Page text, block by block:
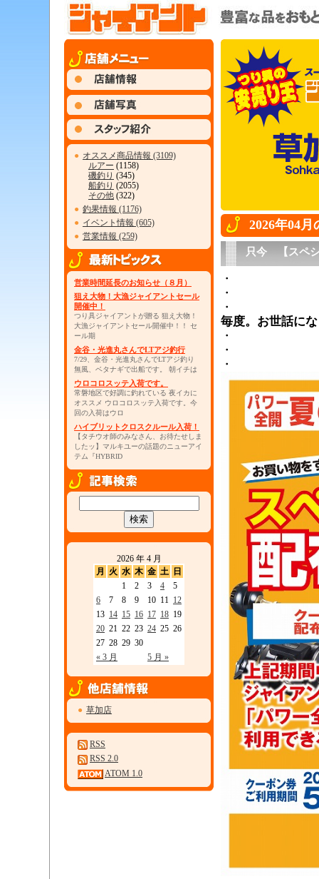
● オススメ商品情報 (3109)
ルアー (1158)
磯釣り (345)
船釣り (2055)
その他 (322)
● 釣果情報 (1176)
● イベント情報 (605)
● 営業情報 (259)
営業時間延長のお知らせ（８月）
狙え大物！大漁ジャイアントセール
開催中！
つり具ジャイアントが贈る 狙え大物！
大漁ジャイアントセール開催中！！ セ
ール期
金谷・光進丸さんでLTアジ釣行
7/29、金谷・光進丸さんでLTアジ釣り
無風、ベタナギで出船です。 朝イチは
ウロコロスッテ入荷です。
常磐地区で好調に釣れている 夜イカに
オススメ ウロコロスッテ入荷です。今
回の入荷はウロ
ハイブリットクロスクルール入荷！
【タチウオ師のみなさん、お待たせしま
したッ】マルキユーの話題のニューアイ
テム『HYBRID
2026 年 4 月
月
火 水 木 金 土 日
« 3 月 5 月 »
1 2 3 4
5
6
7 8 9 10 11 12
13 14 15 16 17 18 19
20 21 22 23 24 25 26
27 28 29 30
● 草加店
RSS
RSS 2.0
ATOM 1.0
2026年04月
只今 【スペ
・
・
・
毎度。お世話に
・
・
・